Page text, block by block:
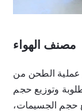
مصنف الهواء
عملية الطحن من
وتوزيع حجم
حجم الجسيمات،